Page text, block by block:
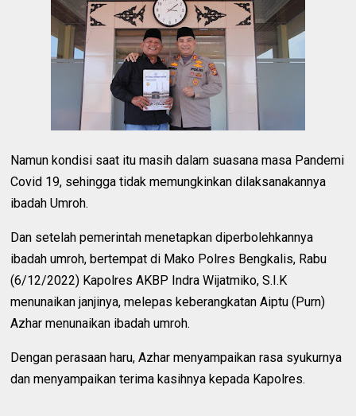
Namun kondisi saat itu masih dalam suasana masa Pandemi
Covid 19, sehingga tidak memungkinkan dilaksanakannya
ibadah Umroh.
Dan setelah pemerintah menetapkan diperbolehkannya
ibadah umroh, bertempat di Mako Polres Bengkalis, Rabu
(6/12/2022) Kapolres AKBP Indra Wijatmiko, S.I.K
menunaikan janjinya, melepas keberangkatan Aiptu (Purn)
Azhar menunaikan ibadah umroh.
Dengan perasaan haru, Azhar menyampaikan rasa syukurnya
dan menyampaikan terima kasihnya kepada Kapolres.